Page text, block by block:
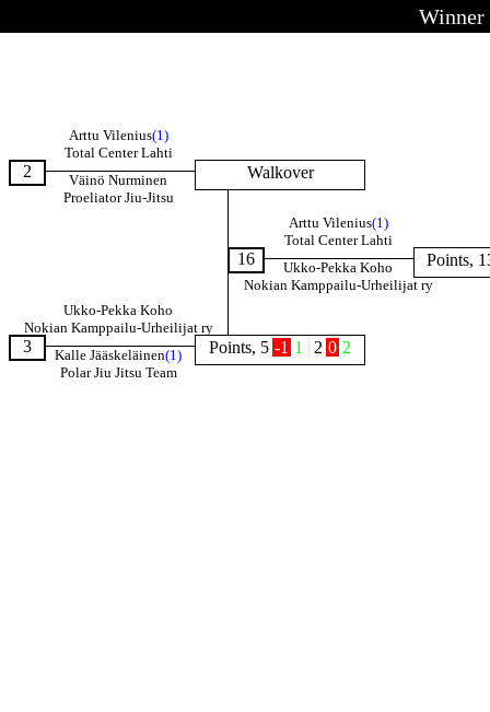
Walkover
2
Arttu Vilenius(1)
Total Center Lahti
Väinö Nurminen
Proeliator Jiu-Jitsu
Points, 5 -1 1 2 0 2
3
Ukko-Pekka Koho
Nokian Kamppailu-Urheilijat ry
Kalle Jääskeläinen(1)
Polar Jiu Jitsu Team
Points,
16
Arttu Vilenius(1)
Total Center Lahti
Winner
Ukko-Pekka Koho
Nokian Kamppailu-Urheilijat ry